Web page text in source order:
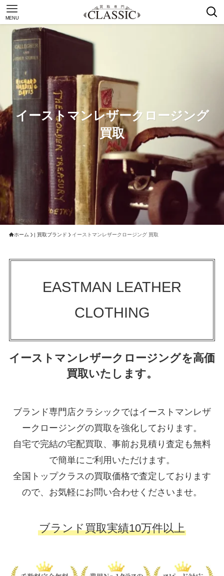
MENU
イーストマンレザークロージング
買取
ホーム | 買取ブランド イーストマンレザークロージング 買取
EASTMAN LEATHER
CLOTHING
イーストマンレザークロージングを高価
買取いたします。
ブランド専門店クラシックではイーストマンレザ
ークロージングの買取を強化しております。
自宅で完結の宅配買取、事前お見積り査定も無料
で簡単にご利用いただけます。
全国トップクラスの買取価格で査定しております
ので、お気軽にお問い合わせくださいませ。
ブランド買取実績10万件以上